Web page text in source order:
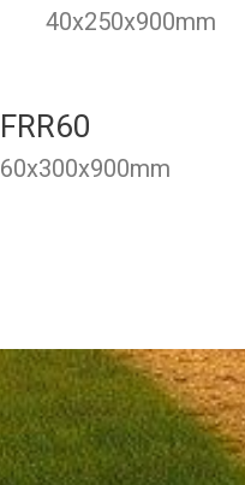
40x250x900mm
FRR60
60x300x900mm